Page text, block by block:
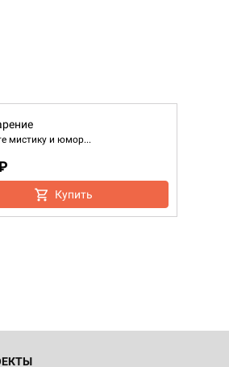
мистику и юмор...
Купить